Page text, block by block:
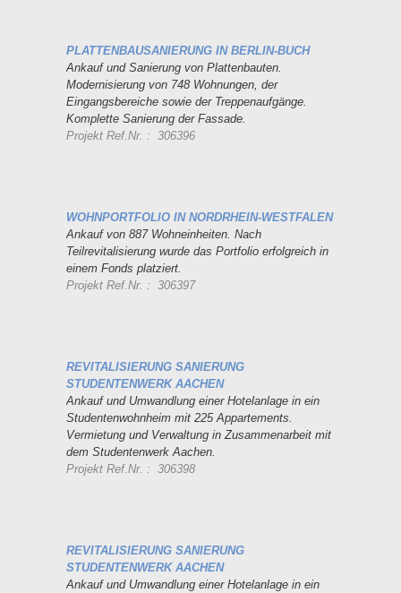
PLATTENBAUSANIERUNG IN BERLIN-BUCH
Ankauf und Sanierung von Plattenbauten.
Modernisierung von 748 Wohnungen, der
Eingangsbereiche sowie der Treppenaufgänge.
Komplette Sanierung der Fassade.
Projekt Ref.Nr. : 306396
WOHNPORTFOLIO IN NORDRHEIN-WESTFALEN
Ankauf von 887 Wohneinheiten. Nach
Teilrevitalisierung wurde das Portfolio erfolgreich in
einem Fonds platziert.
Projekt Ref.Nr. : 306397
REVITALISIERUNG SANIERUNG
STUDENTENWERK AACHEN
Ankauf und Umwandlung einer Hotelanlage in ein
Studentenwohnheim mit 225 Appartements.
Vermietung und Verwaltung in Zusammenarbeit mit
dem Studentenwerk Aachen.
Projekt Ref.Nr. : 306398
REVITALISIERUNG SANIERUNG
STUDENTENWERK AACHEN
Ankauf und Umwandlung einer Hotelanlage in ein